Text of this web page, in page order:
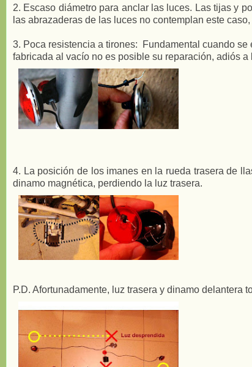
2. Escaso diámetro para anclar las luces. Las tijas y
las abrazaderas de las luces no contemplan este
3. Poca resistencia a tirones: Fundamental cuando
fabricada al vacío no es posible su reparación, adiós a
4. La posición de los imanes en la rueda trasera de
dinamo magnética, perdiendo la luz trasera.
P.D. Afortunadamente, luz trasera y dinamo